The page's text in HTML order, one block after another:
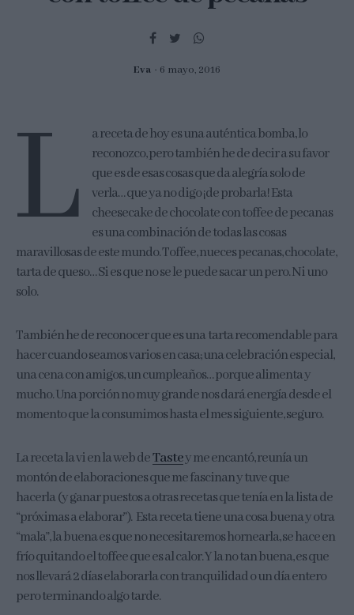
Eva 6 mayo, 2016
L
a receta de hoy es una auténtica bomba, lo
reconozco, pero también he de decir a su favor
que es de esas cosas que da alegría solo de
verla… que ya no digo ¡de probarla! Esta
cheesecake de chocolate con toffee de pecanas
es una combinación de todas las cosas
maravillosas de este mundo. Toffee, nueces pecanas, chocolate,
tarta de queso… Si es que no se le puede sacar un pero. Ni uno
solo.
También he de reconocer que es una tarta recomendable para
hacer cuando seamos varios en casa; una celebración especial,
una cena con amigos, un cumpleaños… porque alimenta y
mucho. Una porción no muy grande nos dará energía desde el
momento que la consumimos hasta el mes siguiente, seguro.
La receta la vi en la web deTastey me encantó, reunía un
montón de elaboraciones que me fascinan y tuve que
hacerla (y ganar puestos a otras recetas que tenía en la lista de
“próximas a elaborar”). Esta receta tiene una cosa buena y otra
“mala”, la buena es que no necesitaremos hornearla, se hace en
frío quitando el toffee que es al calor. Y la no tan buena, es que
nos llevará 2 días elaborarla con tranquilidad o un día entero
pero terminando algo tarde.